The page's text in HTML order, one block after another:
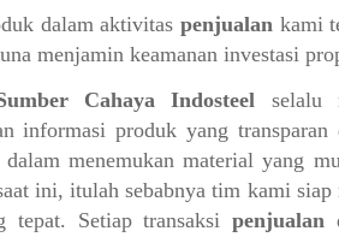
dalam aktivitaspenjualan kami
menjamin keamanan investasi
Cahaya Indosteel selalu
informasi produk yang
dalam menemukan material yang
ini, itulah sebabnya tim kami
tepat. Setiap transaksi penjualan